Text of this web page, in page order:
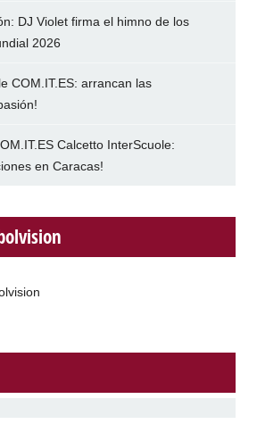
DJ Violet firma el himno de los
2026
COM.IT.ES: arrancan las
Calcetto InterScuole:
en Caracas!